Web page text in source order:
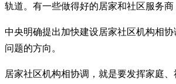
轨道。有一些做得好的居家和社区服务
中央明确提出加快建设居家社区机构相
问题的方向。
居家社区机构相协调，就是要发挥家庭